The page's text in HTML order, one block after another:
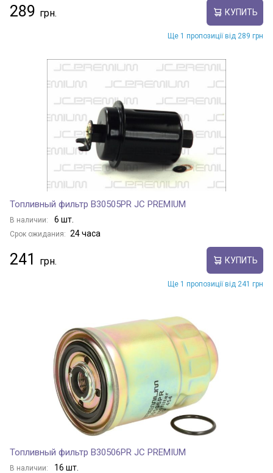
289 КУПИТЬ
Ще 1 пропозиції від 289 грн
Топливный фильтр B30505PR JC PREMIUM
В наличии: 6 шт.
Срок ожидания: 24 часа
241 КУПИТЬ
Ще 1 пропозиції від 241 грн
Топливный фильтр B30506PR JC PREMIUM
В наличии: 16 шт.